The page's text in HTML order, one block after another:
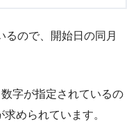
るので、開始日の同月
字が指定されているの
められています。